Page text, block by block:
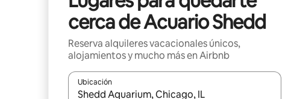
cerca de Acuario Shedd
Reserva alquileres vacacionales únicos,
alojamientos y mucho más en Airbnb
Ubicación
Cuando los resultados estén disponibles, navega con